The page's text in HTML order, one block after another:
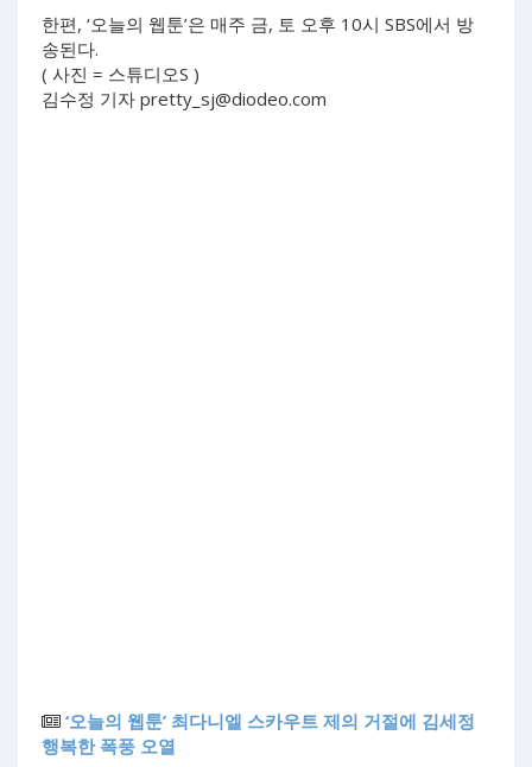
한편, ‘오늘의 웹툰’은 매주 금, 토 오후 10시 SBS에서 방
송된다.
( 사진 = 스튜디오S )
김수정 기자 pretty_sj@diodeo.com
‘오늘의 웹툰’ 최다니엘 스카우트 제의 거절에 김세정
행복한 폭풍 오열